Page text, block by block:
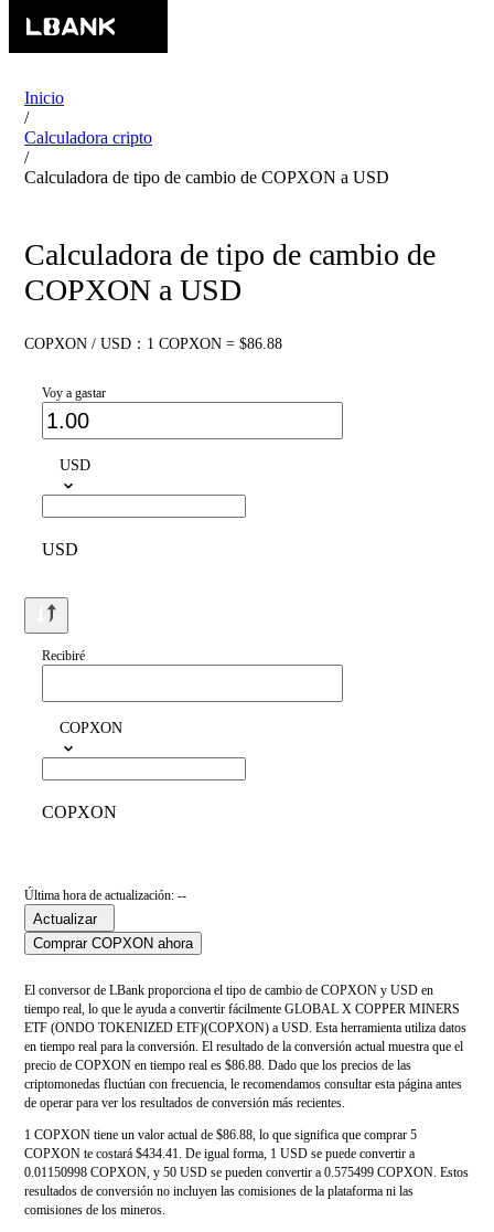
Inicio
/
Calculadora cripto
/
Calculadora de tipo de cambio de COPXON a USD
Calculadora de tipo de cambio de
COPXON a USD
COPXON / USD：1 COPXON = $86.88
Voy a gastar
USD
USD
Recibiré
COPXON
COPXON
Última hora de actualización: --
Actualizar
Comprar COPXON ahora
El conversor de LBank proporciona el tipo de cambio de COPXON y USD en
tiempo real, lo que le ayuda a convertir fácilmente GLOBAL X COPPER MINERS
ETF (ONDO TOKENIZED ETF)(COPXON) a USD. Esta herramienta utiliza datos
en tiempo real para la conversión. El resultado de la conversión actual muestra que el
precio de COPXON en tiempo real es $86.88. Dado que los precios de las
criptomonedas fluctúan con frecuencia, le recomendamos consultar esta página antes
de operar para ver los resultados de conversión más recientes.
1 COPXON tiene un valor actual de $86.88, lo que significa que comprar 5
COPXON te costará $434.41. De igual forma, 1 USD se puede convertir a
0.01150998 COPXON, y 50 USD se pueden convertir a 0.575499 COPXON. Estos
resultados de conversión no incluyen las comisiones de la plataforma ni las
comisiones de los mineros.